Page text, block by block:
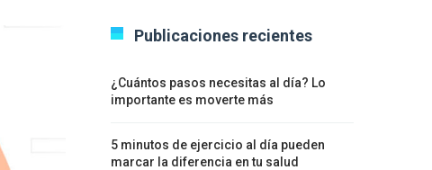
Publicaciones recientes
¿Cuántos pasos necesitas al día? Lo
importante es moverte más
5 minutos de ejercicio al día pueden
marcar la diferencia en tu salud